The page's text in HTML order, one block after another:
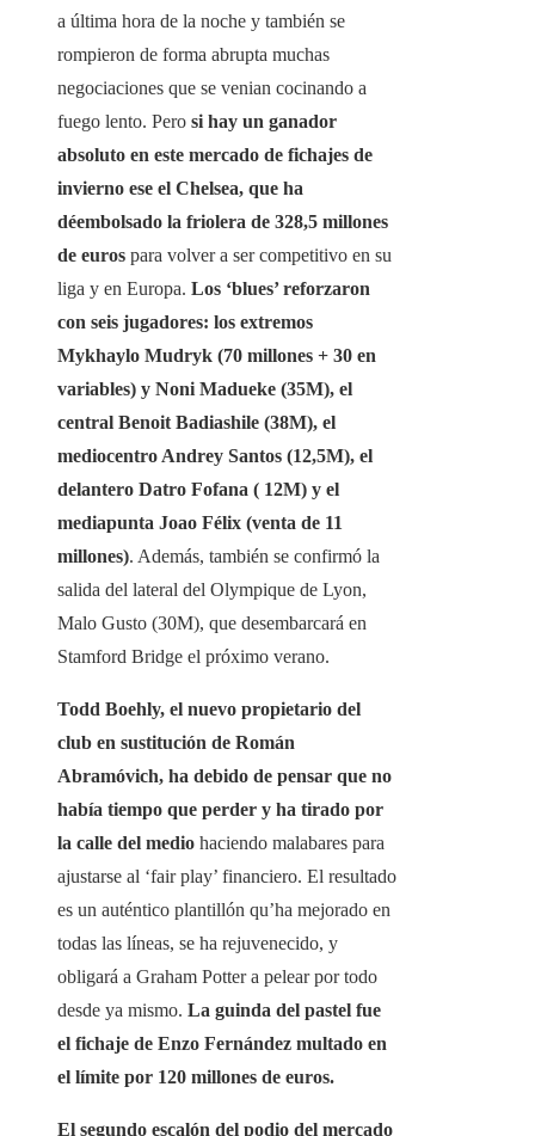
a última hora de la noche y también se
rompieron de forma abrupta muchas
negociaciones que se venian cocinando a
fuego lento. Pero si hay un ganador
absoluto en este mercado de fichajes de
invierno ese el Chelsea, que ha
déembolsado la friolera de 328,5 millones
de euros para volver a ser competitivo en su
liga y en Europa. Los ‘blues’ reforzaron
con seis jugadores: los extremos
Mykhaylo Mudryk (70 millones + 30 en
variables) y Noni Madueke (35M), el
central Benoit Badiashile (38M), el
mediocentro Andrey Santos (12,5M), el
delantero Datro Fofana ( 12M) y el
mediapunta Joao Félix (venta de 11
millones). Además, también se confirmó la
salida del lateral del Olympique de Lyon,
Malo Gusto (30M), que desembarcará en
Stamford Bridge el próximo verano.
Todd Boehly, el nuevo propietario del
club en sustitución de Román
Abramóvich, ha debido de pensar que no
había tiempo que perder y ha tirado por
la calle del medio haciendo malabares para
ajustarse al ‘fair play’ financiero. El resultado
es un auténtico plantillón qu’ha mejorado en
todas las líneas, se ha rejuvenecido, y
obligará a Graham Potter a pelear por todo
desde ya mismo. La guinda del pastel fue
el fichaje de Enzo Fernández multado en
el límite por 120 millones de euros.
El segundo escalón del podio del mercado